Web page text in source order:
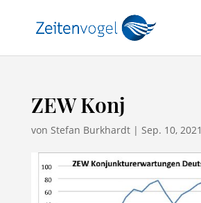
ZEW Konj
von Stefan Burkhardt| Sep. 10, 2021